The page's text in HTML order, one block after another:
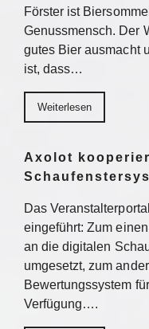
Förster ist
Genussmensch. Der
gutes Bier ausmacht
ist, dass…
Weiterlesen
Axolot
Das
eingeführt: Zum
an die digitalen
umgesetzt, zum
Bewertungssystem
Verfügung….